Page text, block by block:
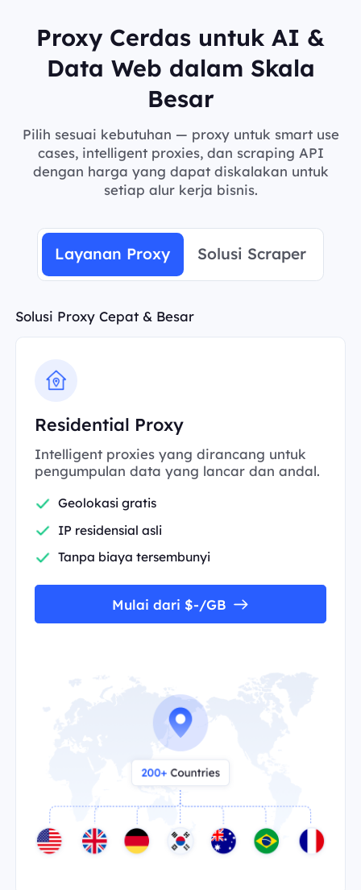
Proxy Cerdas untuk AI &
Data Web dalam Skala
Besar
Pilih sesuai kebutuhan — proxy untuk smart use
cases, intelligent proxies, dan scraping API
dengan harga yang dapat diskalakan untuk
setiap alur kerja bisnis.
Layanan Proxy Solusi Scraper
Solusi Proxy Cepat & Besar
Residential Proxy
Intelligent proxies yang dirancang untuk
pengumpulan data yang lancar dan andal.
Geolokasi gratis
IP residensial asli
Tanpa biaya tersembunyi
Mulai dari $-/GB